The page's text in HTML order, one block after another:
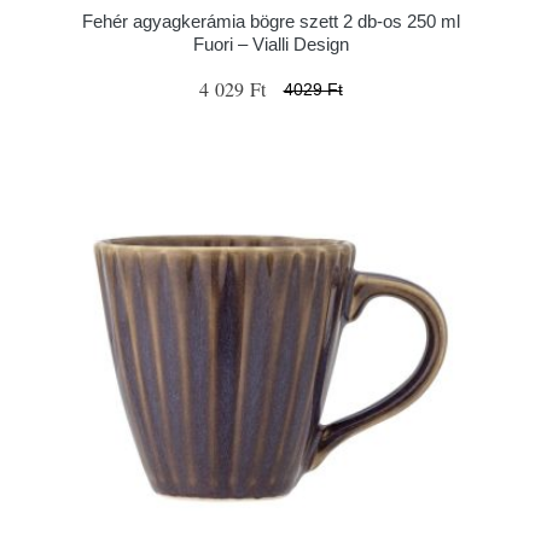
Fehér agyagkerámia bögre szett 2 db-os 250 ml
Fuori – Vialli Design
4 029 Ft 4029 Ft